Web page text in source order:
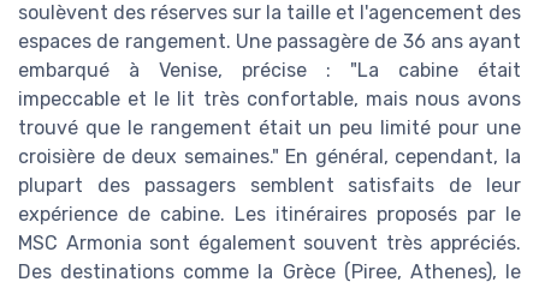
soulèvent des réserves sur la taille et l'agencement des
espaces de rangement. Une passagère de 36 ans ayant
embarqué à Venise, précise : "La cabine était
impeccable et le lit très confortable, mais nous avons
trouvé que le rangement était un peu limité pour une
croisière de deux semaines." En général, cependant, la
plupart des passagers semblent satisfaits de leur
expérience de cabine. Les itinéraires proposés par le
MSC Armonia sont également souvent très appréciés.
Des destinations comme la Grèce (Piree, Athenes), le